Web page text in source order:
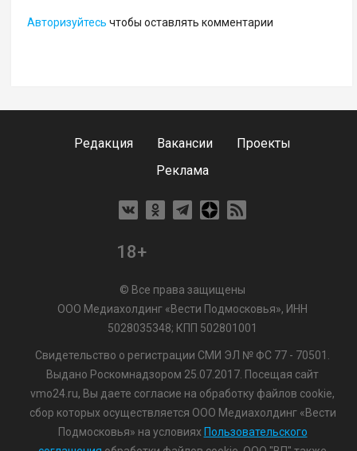
Авторизуйтесь чтобы оставлять комментарии
Редакция Вакансии
Проекты
Реклама
18+
© Все права защищены
ООО Медиахолдинг «Вести Подмосковья», ИНН
5028035348; КПП 502801001
Свидетельство о регистрации СМИ ЭЛ № ФС 77 - 70501.
Выдано Роскомнадзором 25.07.2017. Посещая сайт
vmo24.ru, Вы даете согласие на обработку файлов cookie,
сбор которых осуществляется ООО Медиахолдинг «Вести
Подмосковья» на условиях Пользовательского